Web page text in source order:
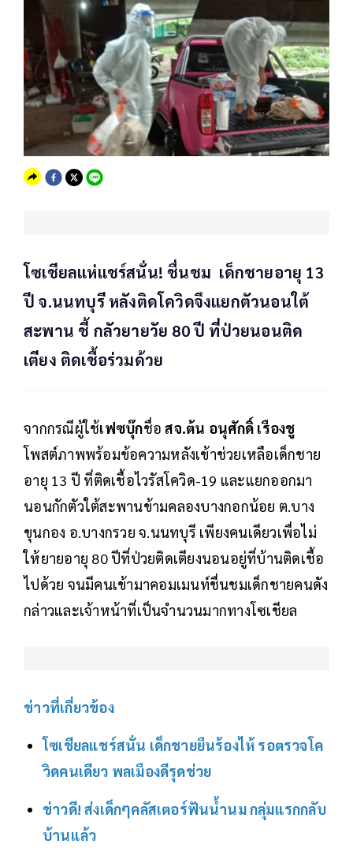
โซเชียลแห่แชร์สนั่น! ชื่นชม เด็กชายอายุ 13
ปี จ.นนทบุรี หลังติดโควิดจึงแยกตัวนอนใต้
สะพาน ชี้ กลัวยายวัย 80 ปี ที่ป่วยนอนติด
เตียง ติดเชื้อร่วมด้วย
จากกรณีผู้ใช้เฟซบุ๊กชื่อ สจ.ต้น อนุศักดิ์ เรืองชู
โพสต์ภาพพร้อมข้อความหลังเข้าช่วยเหลือเด็กชาย
อายุ 13 ปี ที่ติดเชื้อไวรัสโควิด-19 และแยกออกมา
นอนกักตัวใต้สะพานข้ามคลองบางกอกน้อย ต.บาง
ขุนกอง อ.บางกรวย จ.นนทบุรี เพียงคนเดียวเพื่อไม่
ให้ยายอายุ 80 ปีที่ป่วยติดเตียงนอนอยู่ที่บ้านติดเชื้อ
ไปด้วย จนมีคนเข้ามาคอมเมนท์ชื่นชมเด็กชายคนดัง
กล่าวและเจ้าหน้าที่เป็นจำนวนมากทางโซเชียล
ข่าวที่เกี่ยวข้อง
โซเชียลแชร์สนั่น เด็กชายยืนร้องไห้ รอตรวจโค
วิดคนเดียว พลเมืองดีรุดช่วย
ข่าวดี! ส่งเด็กๆคลัสเตอร์ฟันน้ำนม กลุ่มแรกกลับ
บ้านแล้ว